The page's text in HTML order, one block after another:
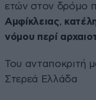
ετών στον δρόμο
Αμφίκλειας,
νόμου περί
Του ανταποκριτή
Στερεά Ελλάδα